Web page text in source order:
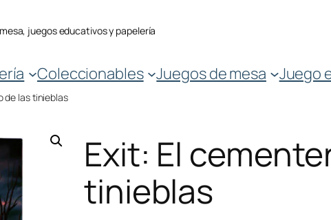
juegos educativos y papelería
Coleccionables Juegos de mesa Juego
de las tinieblas
Exit: El
tinieblas